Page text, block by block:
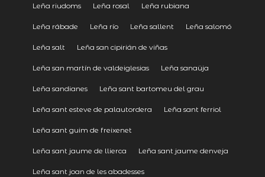
Leña riudoms Leña rosal Leña rubiana
Leña rábade Leña río Leña sallent Leña salomó
Leña salt Leña san cipirián de viñas
Leña san martín de valdeiglesias Leña sanaüja
Leña sandianes Leña sant bartomeu del grau
Leña sant esteve de palautordera Leña sant ferriol
Leña sant guim de freixenet
Leña sant jaume de llierca Leña sant jaume denveja
Leña sant joan de les abadesses